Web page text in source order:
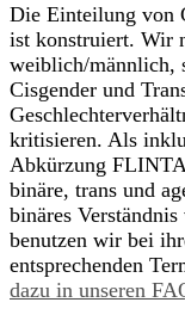
Die Einteilung von
ist konstruiert. Wir
weiblich/männlich,
Cisgender und
kritisieren. Als
Abkürzung
binäre, trans und
binäres
benutzen wir bei
entsprechenden
dazu in unseren